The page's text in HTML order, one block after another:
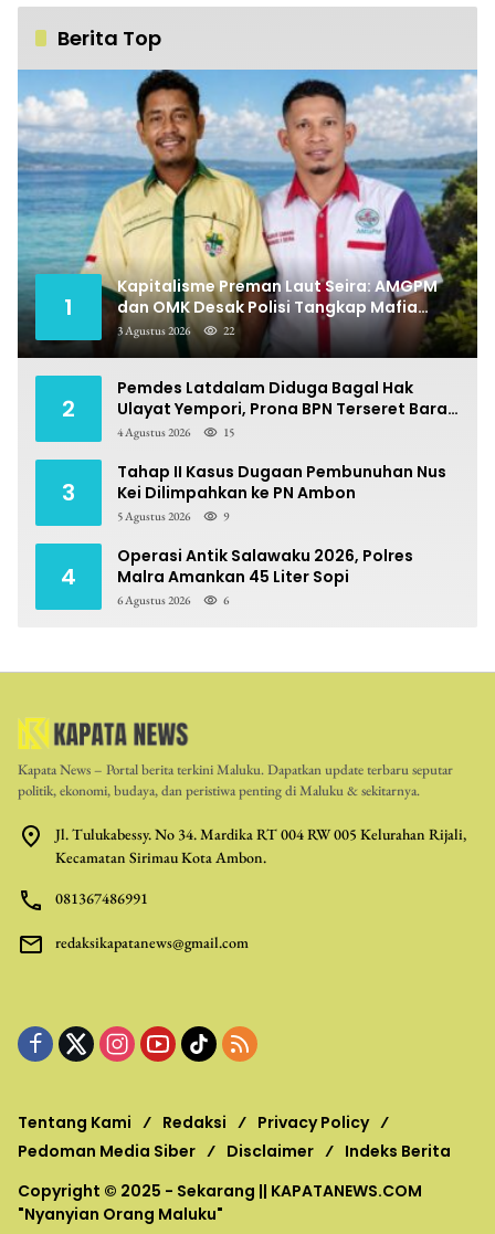
Berita Top
1
Kapitalisme Preman Laut Seira: AMGPM
dan OMK Desak Polisi Tangkap Mafia
Pungli
3 Agustus 2026 22
2
Pemdes Latdalam Diduga Bagal Hak
Ulayat Yempori, Prona BPN Terseret Bara
Sengketa
4 Agustus 2026 15
3
Tahap II Kasus Dugaan Pembunuhan Nus
Kei Dilimpahkan ke PN Ambon
5 Agustus 2026 9
4
Operasi Antik Salawaku 2026, Polres
Malra Amankan 45 Liter Sopi
6 Agustus 2026 6
Kapata News – Portal berita terkini Maluku. Dapatkan update terbaru seputar
politik, ekonomi, budaya, dan peristiwa penting di Maluku & sekitarnya.
Jl. Tulukabessy. No 34. Mardika RT 004 RW 005 Kelurahan Rijali,
Kecamatan Sirimau Kota Ambon.
081367486991
redaksikapatanews@gmail.com
Tentang Kami Redaksi
Privacy Policy
Pedoman Media Siber
Disclaimer
Indeks Berita
Copyright © 2025 - Sekarang || KAPATANEWS.COM
"Nyanyian Orang Maluku"